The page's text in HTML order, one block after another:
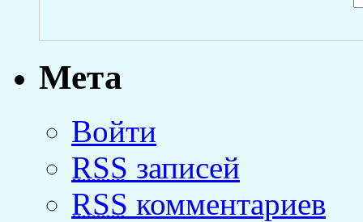
Мета
Войти
RSS записей
RSS комментариев